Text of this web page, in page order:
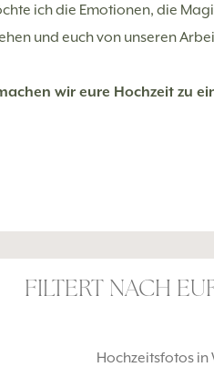
ich die Emotionen, die
und euch von unseren
wir eure Hochzeit zu
FILTERT NACH
Hochzeitsfotos in